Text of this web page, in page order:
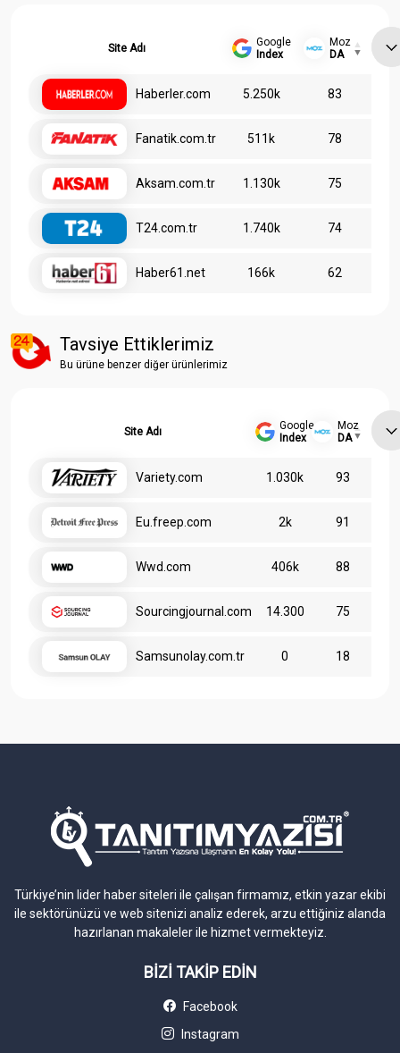
Site Adı
Google
Index
Moz
DA
Haberler.com 5.250k 83
Fanatik.com.tr 511k 78
Aksam.com.tr 1.130k 75
T24.com.tr 1.740k 74
Haber61.net 166k 62
Tavsiye Ettiklerimiz
Bu ürüne benzer diğer ürünlerimiz
Site Adı
Google
Index
Moz
DA
Variety.com 1.030k 93
Eu.freep.com 2k 91
Wwd.com 406k 88
Sourcingjournal.com 14.300 75
Samsunolay.com.tr 0 18
Türkiye’nin lider haber siteleri ile çalışan firmamız, etkin yazar ekibi
ile sektörünüzü ve web sitenizi analiz ederek, arzu ettiğiniz alanda
hazırlanan makaleler ile hizmet vermekteyiz.
BİZİ TAKİP EDİN
Facebook
Instagram